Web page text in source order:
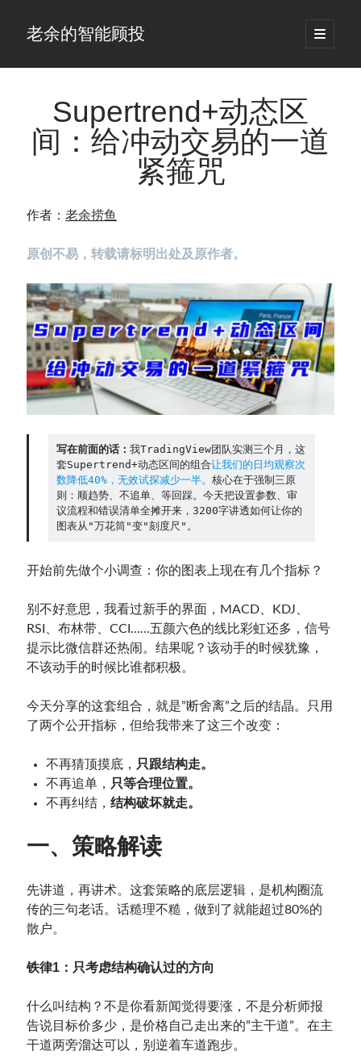
老余的智能顾投
open
primary
Sidebar
最新发表 ：
老余看市：假曙光、核电弹药上膛、AI分化
你的回测曲线越漂亮，我越替你担心：因为历史顺序，正在“倒着”给你
仓位大小背后的数学：为什么胜率40%的策略，能比胜率60%的更赚钱
码）
我拿Reddit上高赞的趋势策略，认真跑了一遍回测（附代码）
老余看市：长鑫4万亿，A股却蒸发12.4万亿
普通人的5个常见投资错误，可能让你多干12年才能退休
Contact：
网站备案号：鄂ICP备2024064768号
Supertrend+动态区
间：给冲动交易的一道
紧箍咒
作者：老余捞鱼
原创不易，转载请标明出处及原作者。
写在前面的话： 我TradingView团队实测三个月，这
套Supertrend+动态区间的组合让我们的日均观察次
数降低40%，无效试探减少一半。 核心在于强制三原
则：顺趋势、不追单、等回踩。今天把设置参数、审
议流程和错误清单全摊开来，3200字讲透如何让你的
图表从"万花筒"变"刻度尺"。
开始前先做个小调查：你的图表上现在有几个指标？
别不好意思，我看过新手的界面，MACD、KDJ、
RSI、布林带、CCI……五颜六色的线比彩虹还多，信号
提示比微信群还热闹。结果呢？该动手的时候犹豫，
不该动手的时候比谁都积极。
今天分享的这套组合，就是”断舍离”之后的结晶。只用
了两个公开指标，但给我带来了这三个改变：
不再猜顶摸底， 只跟结构走。
不再追单， 只等合理位置。
不再纠结，结构破坏就走。
一、策略解读
先讲道，再讲术。这套策略的底层逻辑，是机构圈流
传的三句老话。话糙理不糙，做到了就能超过80%的
散户。
铁律1：只考虑结构确认过的方向
什么叫结构？不是你看新闻觉得要涨，不是分析师报
告说目标价多少，是价格自己走出来的”主干道”。在主
干道两旁溜达可以，别逆着车道跑步。